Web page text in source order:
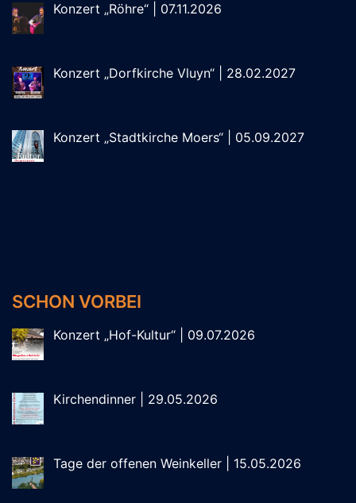
Konzert „Röhre“ | 07.11.2026
Konzert „Dorfkirche Vluyn“ | 28.02.2027
Konzert „Stadtkirche Moers“ | 05.09.2027
SCHON VORBEI
Konzert „Hof-Kultur“ | 09.07.2026
Kirchendinner | 29.05.2026
Tage der offenen Weinkeller | 15.05.2026